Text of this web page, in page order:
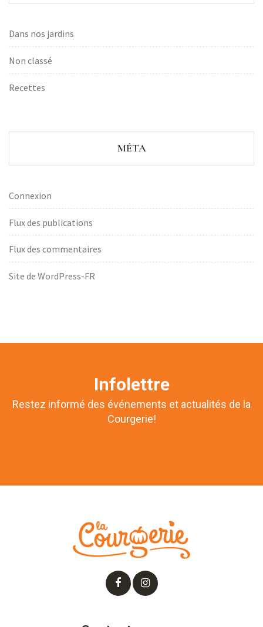
Dans nos jardins
Non classé
Recettes
MÉTA
Connexion
Flux des publications
Flux des commentaires
Site de WordPress-FR
Infolettre
Restez informé des événements et actualités de la
Courgerie!